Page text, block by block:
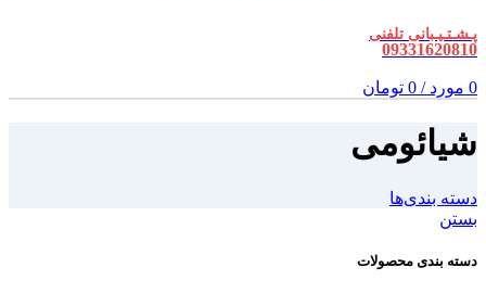
پـشـتـیـبانی تلفنی
09331620810
0 مورد /
0 تومان
شیائومی
دسته بندی‌ها
بستن
دسته بندی محصولات